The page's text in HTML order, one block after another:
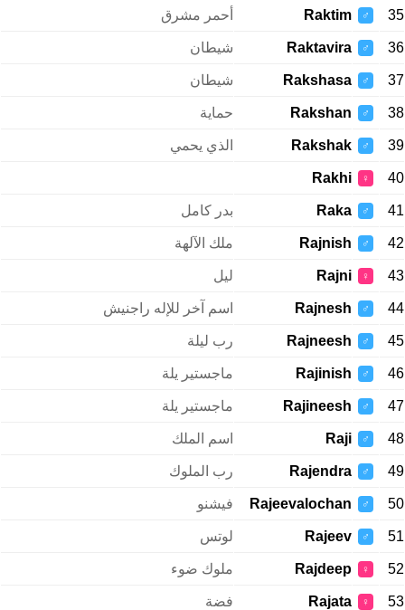
35
♂
Raktim أحمر مشرق
36
♂
Raktavira شيطان
37
♂
Rakshasa شيطان
38
♂
Rakshan حماية
39
♂
Rakshak الذي يحمي
40
♀
Rakhi
41
♂
Raka بدر كامل
42
♂
Rajnish ملك الآلهة
43
♀
Rajni ليل
44
♂
Rajnesh اسم آخر للإله راجنيش
45
♂
Rajneesh رب ليلة
46
♂
Rajinish ماجستير يلة
47
♂
Rajineesh ماجستير يلة
48
♂
Raji اسم الملك
49
♂
Rajendra رب الملوك
50
♂
Rajeevalochan فيشنو
51
♂
Rajeev لوتس
52
♀
Rajdeep ملوك ضوء
53
♀
Rajata فضة